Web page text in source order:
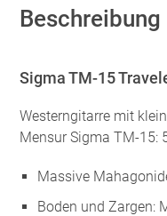
Beschreibung
Sigma TM-15
Westerngitarre mit
Mensur Sigma TM-15:
Massive
Boden und Zargen: